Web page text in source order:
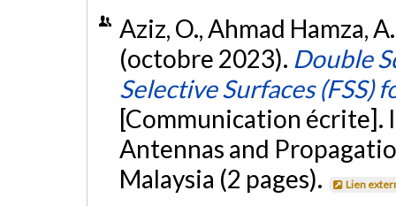
Aziz, O., Ahmad Hamza,
(octobre 2023). Double
Selective Surfaces
[Communication écrite].
Antennas and
Malaysia (2 pages).
Lien